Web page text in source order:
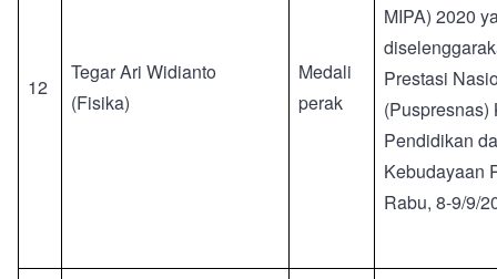
12
Tegar Ari Widianto
(Fisika)
Medali
perak
MIPA) 2020
Prestasi
(Puspresnas)
Pendidikan
Kebudayaan
Rabu, 8-9/9/